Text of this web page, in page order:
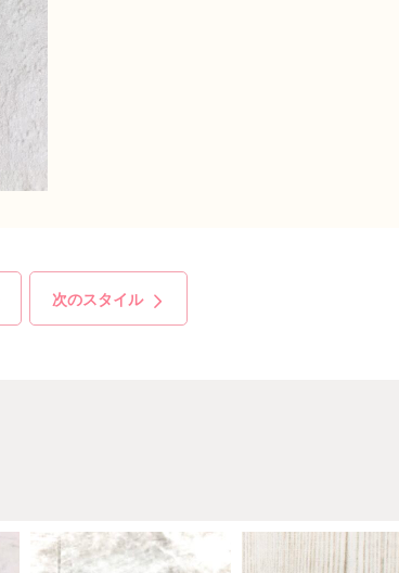
次のスタイル